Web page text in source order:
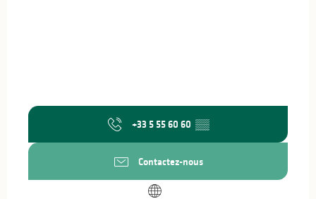
+33 5 55 60 60 ▒▒
Contactez-nous